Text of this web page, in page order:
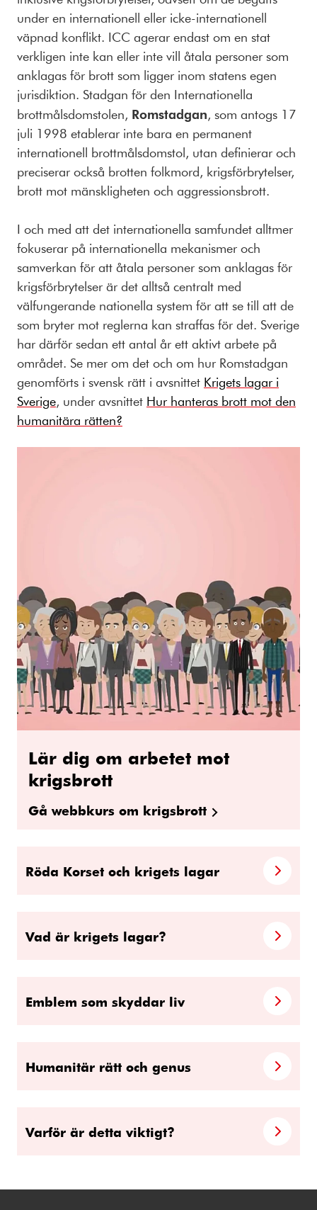
under en internationell eller icke-internationell
väpnad konflikt. ICC agerar endast om en stat
verkligen inte kan eller inte vill åtala personer som
anklagas för brott som ligger inom statens egen
jurisdiktion. Stadgan för den Internationella
brottmålsdomstolen, Romstadgan, som antogs 17
juli 1998 etablerar inte bara en permanent
internationell brottmålsdomstol, utan definierar och
preciserar också brotten folkmord, krigsförbrytelser,
brott mot mänskligheten och aggressionsbrott.
I och med att det internationella samfundet alltmer
fokuserar på internationella mekanismer och
samverkan för att åtala personer som anklagas för
krigsförbrytelser är det alltså centralt med
välfungerande nationella system för att se till att de
som bryter mot reglerna kan straffas för det. Sverige
har därför sedan ett antal år ett aktivt arbete på
området. Se mer om det och om hur Romstadgan
genomförts i svensk rätt i avsnittet Krigets lagar i
Sverige, under avsnittet Hur hanteras brott mot den
humanitära rätten?
Lär dig om arbetet mot
krigsbrott
Gå webbkurs om krigsbrott
Röda Korset och krigets lagar
Vad är krigets lagar?
Emblem som skyddar liv
Humanitär rätt och genus
Varför är detta viktigt?